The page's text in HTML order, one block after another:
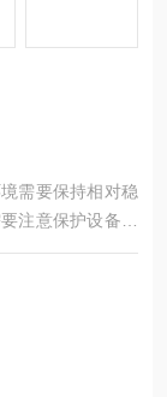
需要保持相对稳
注意保护设备，